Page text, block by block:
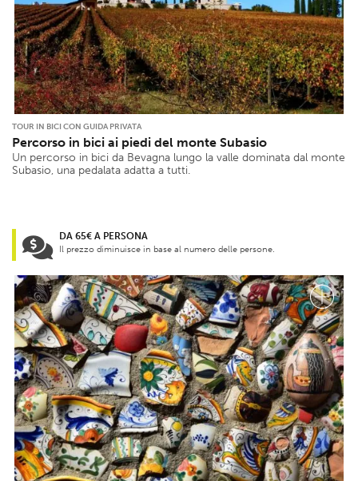
TOUR IN BICI CON GUIDA PRIVATA
Percorso in bici ai piedi del monte Subasio
Un percorso in bici da Bevagna lungo la valle dominata dal monte
Subasio, una pedalata adatta a tutti.
DA 65€ A PERSONA
Il prezzo diminuisce in base al numero delle persone.